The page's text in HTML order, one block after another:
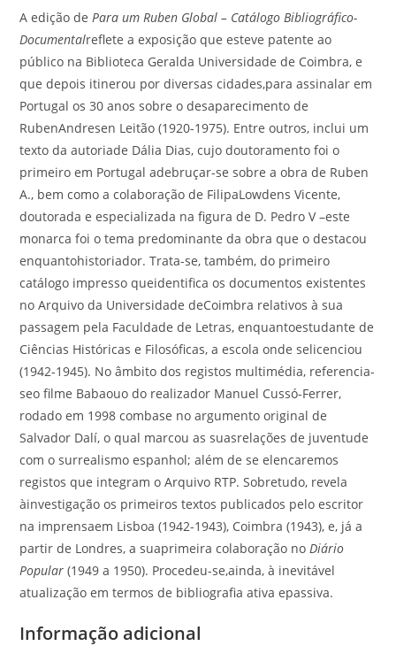
A edição de Para um Ruben Global – Catálogo Bibliográfico-
Documentalreflete a exposição que esteve patente ao
público na Biblioteca Geralda Universidade de Coimbra, e
que depois itinerou por diversas cidades,para assinalar em
Portugal os 30 anos sobre o desaparecimento de
RubenAndresen Leitão (1920-1975). Entre outros, inclui um
texto da autoriade Dália Dias, cujo doutoramento foi o
primeiro em Portugal adebruçar-se sobre a obra de Ruben
A., bem como a colaboração de FilipaLowdens Vicente,
doutorada e especializada na figura de D. Pedro V –este
monarca foi o tema predominante da obra que o destacou
enquantohistoriador. Trata-se, também, do primeiro
catálogo impresso queidentifica os documentos existentes
no Arquivo da Universidade deCoimbra relativos à sua
passagem pela Faculdade de Letras, enquantoestudante de
Ciências Históricas e Filosóficas, a escola onde selicenciou
(1942-1945). No âmbito dos registos multimédia, referencia-
seo filme Babaouo do realizador Manuel Cussó-Ferrer,
rodado em 1998 combase no argumento original de
Salvador Dalí, o qual marcou as suasrelações de juventude
com o surrealismo espanhol; além de se elencaremos
registos que integram o Arquivo RTP. Sobretudo, revela
àinvestigação os primeiros textos publicados pelo escritor
na imprensaem Lisboa (1942-1943), Coimbra (1943), e, já a
partir de Londres, a suaprimeira colaboração no Diário
Popular(1949 a 1950). Procedeu-se,ainda, à inevitável
atualização em termos de bibliografia ativa epassiva.
Informação adicional